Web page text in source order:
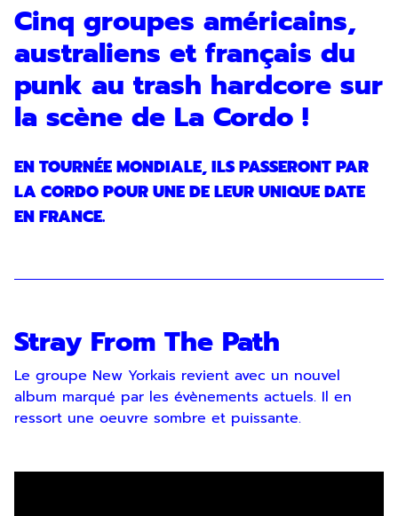
Cinq groupes américains,
australiens et français du
punk au trash hardcore sur
la scène de La Cordo !
EN TOURNÉE MONDIALE, ILS PASSERONT PAR
LA CORDO POUR UNE DE LEUR UNIQUE DATE
EN FRANCE.
Stray From The Path
Le groupe New Yorkais revient avec un nouvel
album marqué par les évènements actuels. Il en
ressort une oeuvre sombre et puissante.